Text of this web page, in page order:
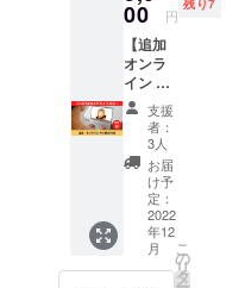
ウント
をご記
入くだ
さい。
クラウ
ドファ
ンディ
ング終
了後、
CAMPF
IREの
メッ
セージ
機能に
て支援
万人の
ひまわ
りコー
チ りょ
うじが
あなた
のツ
イート
を添削
しま
す。
https://t
witter.c
om/RY
OJI_PO
00 円
【追加
オンラ
イン サ
シ飲み
90分】
50万円
達成あ
りがと
う記
念！リ
ターン
を追加
しまし
支援
者：
3人
お届
け予
定：
2022
年12
月
こ
の
リ
タ